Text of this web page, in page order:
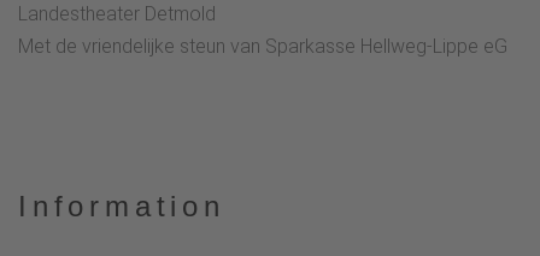
Landestheater Detmold
Met de vriendelijke steun van Sparkasse Hellweg-Lippe eG
Information